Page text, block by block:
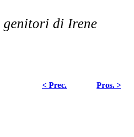
genitori di Irene
< Prec.
Pros. >